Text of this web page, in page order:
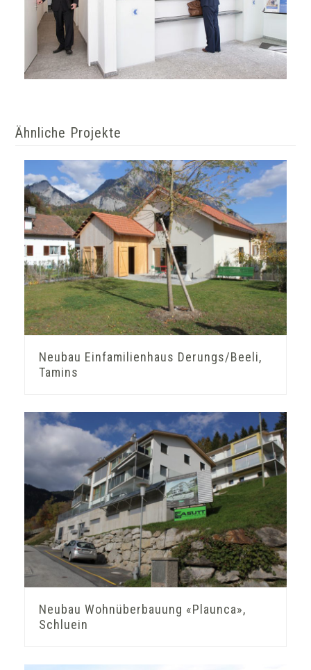
Ähnliche Projekte
Neubau Einfamilienhaus Derungs/Beeli,
Tamins
Neubau Wohnüberbauung «Plaunca»,
Schluein